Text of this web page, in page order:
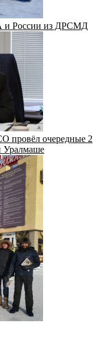
и России из ДРСМД
провёл очередные 2
Уралмаше